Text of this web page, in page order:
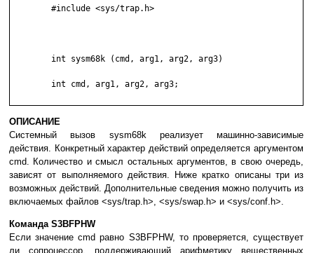
        #include <sys/trap.h>
        int sysm68k (cmd, arg1, arg2, arg3)
        int cmd, arg1, arg2, arg3;
ОПИСАНИЕ
Системный вызов sysm68k реализует машинно-зависимые
действия. Конкретный характер действий определяется аргументом
cmd. Количество и смысл остальных аргументов, в свою очередь,
зависят от выполняемого действия. Ниже кратко описаны три из
возможных действий. Дополнительные сведения можно получить из
включаемых файлов <sys/trap.h>, <sys/swap.h> и <sys/conf.h>.
Команда S3BFPHW
Если значение cmd равно S3BFPHW, то проверяется, существует
ли сопроцессор, поддерживающий арифметику вещественных